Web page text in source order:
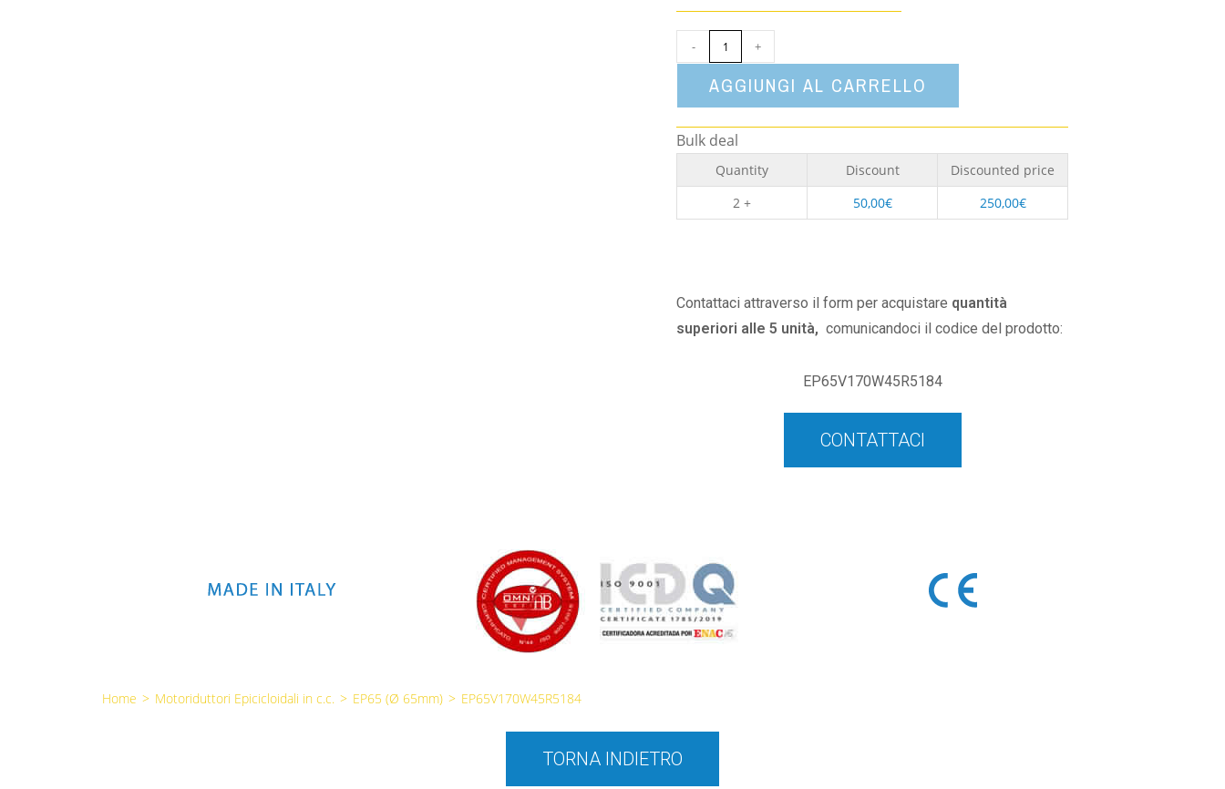
- +
AGGIUNGI AL CARRELLO
Bulk deal
Quantity Discount
Discounted price
2 +
50,00€ 250,00€
Contattaci attraverso il form per acquistare quantità
superiori alle 5 unità, comunicandoci il codice del prodotto:
EP65V170W45R5184
CONTATTACI
Home > Motoriduttori Epicicloidali in c.c. > EP65 (Ø 65mm) > EP65V170W45R5184
TORNA INDIETRO